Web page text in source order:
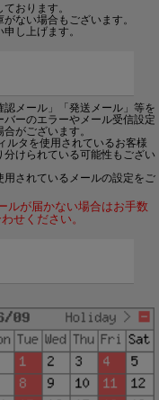
おります。
ない場合もございます。
し上げます。
メール」「発送メール」等を
ーのエラーやメール受信設定
がございます。
ルタを使用されているお客様
けられている可能性もござい
されているメールの設定をご
ルが届かない場合はお手数
せください。